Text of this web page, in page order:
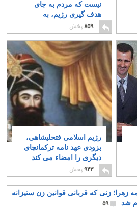
نیست که مردم به جای
هدف گیری رژیم، به
یکدیگر حمله می کنند؟
۹
۸۵۹ پخش
رژیم اسلامی فتحلیشاهی،
بزودی عهد نامه ترکمانچای
دیگری را امضاء می کند
۱۳
۹۴۳ پخش
زهرا؛ زنی که قربانی قوانین زن ستیزانه
شد
۵۹